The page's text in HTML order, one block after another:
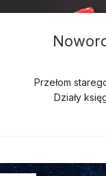
Przełom
Działy